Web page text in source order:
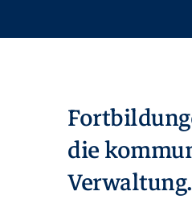
die
Verwaltung.